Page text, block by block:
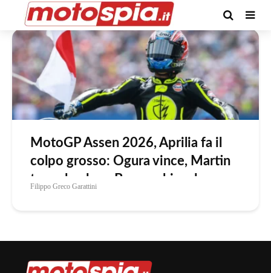
Tag -Martin
MotoGP Assen 2026, Aprilia fa il
colpo grosso: Ogura vince, Martin
torna leader e Bezzecchi cade
Filippo Greco Garattini